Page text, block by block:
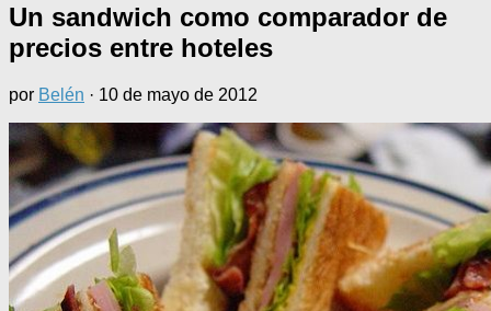
Un sandwich como comparador de
precios entre hoteles
por Belén · 10 de mayo de 2012